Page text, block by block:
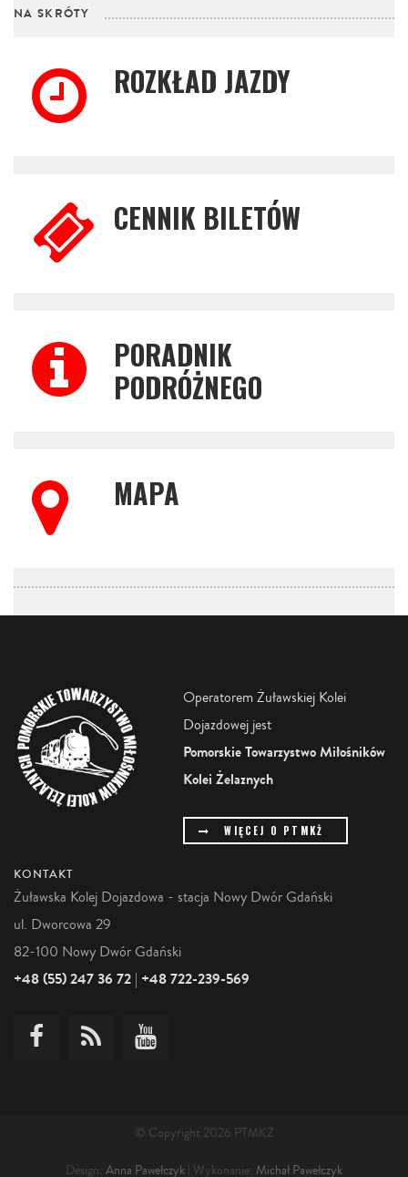
NA SKRÓTY
ROZKŁAD JAZDY
CENNIK BILETÓW
PORADNIK
PODRÓŻNEGO
MAPA
Operatorem Żuławskiej Kolei
Dojazdowej jest
Pomorskie Towarzystwo Miłośników
Kolei Żelaznych
WIĘCEJ O PTMKŻ
KONTAKT
Żuławska Kolej Dojazdowa - stacja Nowy Dwór Gdański
ul. Dworcowa 29
82-100 Nowy Dwór Gdański
+48 (55) 247 36 72 | +48 722-239-569
© Copyright 2026 PTMKŻ
Design: Anna Pawełczyk | Wykonanie: Michał Pawełczyk